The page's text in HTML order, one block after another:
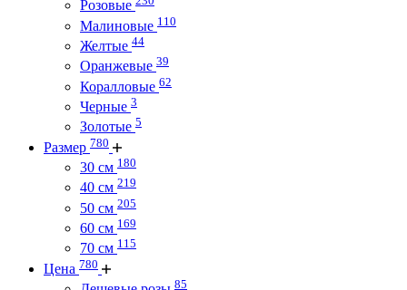
Розовые
Малиновые 110
Желтые 44
Оранжевые 39
Коралловые 62
Черные 3
Золотые 5
Размер 780
30 см 180
40 см 219
50 см 205
60 см 169
70 см 115
Цена 780
85